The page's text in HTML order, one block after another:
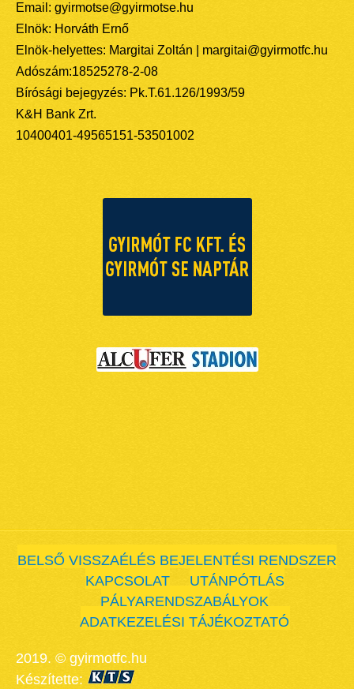
Email: gyirmotse@gyirmotse.hu
Elnök: Horváth Ernő
Elnök-helyettes: Margitai Zoltán | margitai@gyirmotfc.hu
Adószám:18525278-2-08
Bírósági bejegyzés: Pk.T.61.126/1993/59
K&H Bank Zrt.
10400401-49565151-53501002
BELSŐ VISSZAÉLÉS BEJELENTÉSI RENDSZER
KAPCSOLAT
UTÁNPÓTLÁS
PÁLYARENDSZABÁLYOK
ADATKEZELÉSI TÁJÉKOZTATÓ
2019. © gyirmotfc.hu
Készítette: